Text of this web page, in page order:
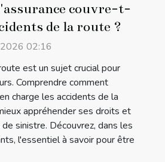
couvre-t-
de la route ?
2026 02:16
est un sujet crucial pour
Comprendre comment
charge les accidents de la
appréhender ses droits et
sinistre. Découvrez, dans les
l'essentiel à savoir pour être